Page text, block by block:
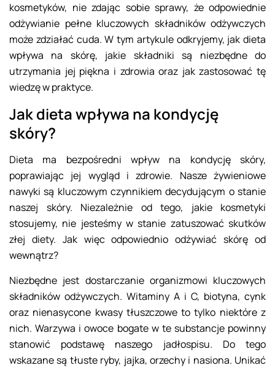
kosmetyków, nie zdając sobie sprawy, że odpowiednie
odżywianie pełne kluczowych składników odżywczych
może zdziałać cuda. W tym artykule odkryjemy, jak dieta
wpływa na skórę, jakie składniki są niezbędne do
utrzymania jej piękna i zdrowia oraz jak zastosować tę
wiedzę w praktyce.
Jak dieta wpływa na kondycję
skóry?
Dieta ma bezpośredni wpływ na kondycję skóry,
poprawiając jej wygląd i zdrowie. Nasze żywieniowe
nawyki są kluczowym czynnikiem decydującym o stanie
naszej skóry. Niezależnie od tego, jakie kosmetyki
stosujemy, nie jesteśmy w stanie zatuszować skutków
złej diety. Jak więc odpowiednio odżywiać skórę od
wewnątrz?
Niezbędne jest dostarczanie organizmowi kluczowych
składników odżywczych. Witaminy A i C, biotyna, cynk
oraz nienasycone kwasy tłuszczowe to tylko niektóre z
nich. Warzywa i owoce bogate w te substancje powinny
stanowić podstawę naszego jadłospisu. Do tego
wskazane są tłuste ryby, jajka, orzechy i nasiona. Unikać